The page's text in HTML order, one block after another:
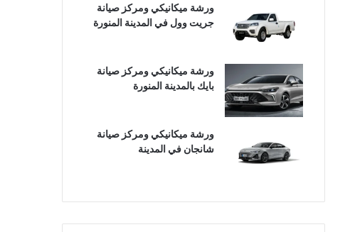
ورشة ميكانيكي ومركز صيانة
جريت وول في المدينة المنورة
ورشة ميكانيكي ومركز صيانة
بايك بالمدينة المنورة
ورشة ميكانيكي ومركز صيانة
شانجان في المدينة